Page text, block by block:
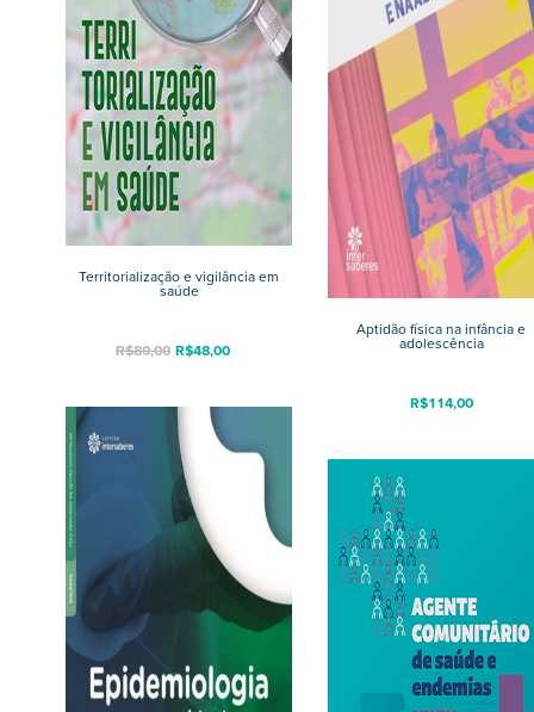
Territorialização e vigilância em
saúde
R$80,00 R$48,00
Aptidão física na infância e
adolescência
R$114,00